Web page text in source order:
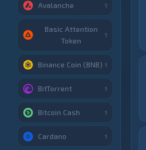
Avalanche 1
Basic Attention
Token
1
Binance Coin (BNB) 1
BitTorrent 1
Bitcoin Cash 1
Cardano 1